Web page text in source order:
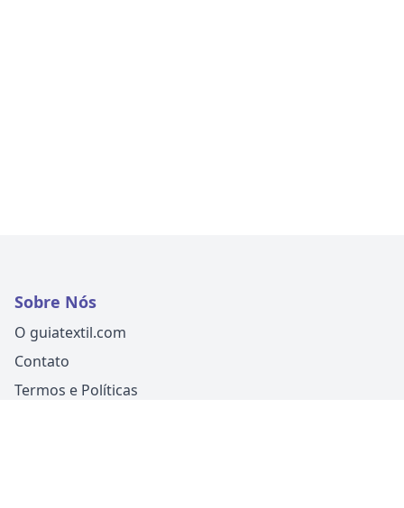
Sobre Nós
O guiatextil.com
Contato
Termos e Políticas